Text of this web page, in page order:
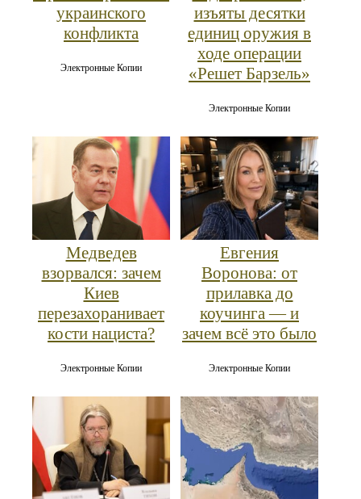
украинского
конфликта
Электронные Копии
изъяты десятки
единиц оружия в
ходе операции
«Решет Барзель»
Электронные Копии
Медведев
взорвался: зачем
Киев
перезахоранивает
кости нациста?
Электронные Копии
Евгения
Воронова: от
прилавка до
коучинга — и
зачем всё это было
Электронные Копии